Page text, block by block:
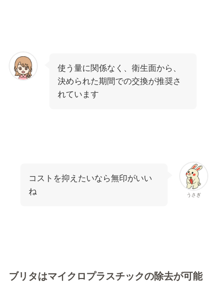
使う量に関係なく、衛生面から、
決められた期間での交換が推奨さ
れています
うさぎ
コストを抑えたいなら無印がいい
ね
ブリタはマイクロプラスチックの除去が可能